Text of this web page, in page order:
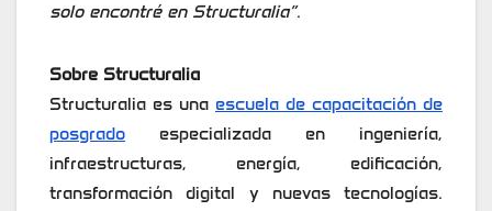
solo encontré en Structuralia”.
Sobre Structuralia
Structuralia es una escuela de capacitación de
posgrado especializada en ingeniería,
infraestructuras, energía, edificación,
transformación digital y nuevas tecnologías.